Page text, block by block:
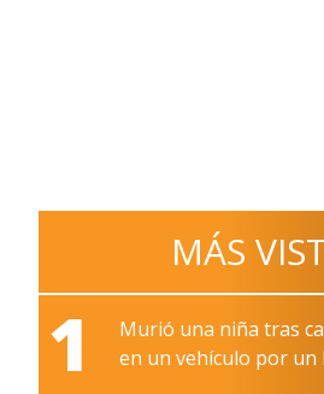
MÁS
1
Murió una niña tras
en un vehículo por un